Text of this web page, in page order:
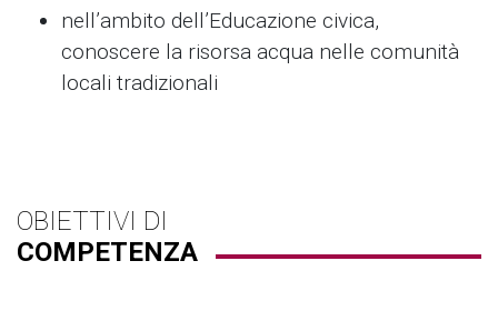
nell’ambito dell’Educazione civica,
conoscere la risorsa acqua nelle comunità
locali tradizionali
OBIETTIVI DI
COMPETENZA